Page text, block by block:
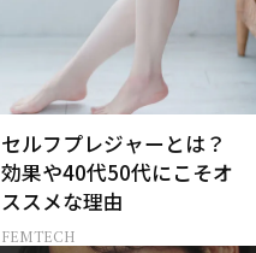
セルフプレジャーとは？
効果や40代50代にこそオ
ススメな理由
FEMTECH